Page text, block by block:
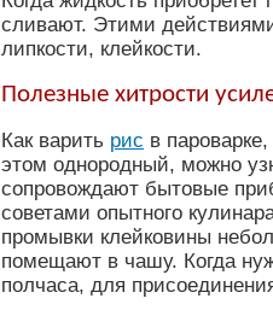
сливают. Этими
липкости, клейкости.
Полезные хитрости
Как варить рис в
этом однородный, можно
сопровождают бытовые
советами опытного
промывки клейковины
помещают в чашу. Когда
полчаса, для